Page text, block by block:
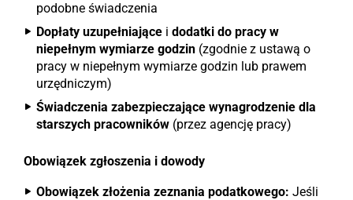
podobne świadczenia
Dopłaty uzupełniające i dodatki do pracy w
niepełnym wymiarze godzin (zgodnie z ustawą o
pracy w niepełnym wymiarze godzin lub prawem
urzędniczym)
Świadczenia zabezpieczające wynagrodzenie dla
starszych pracowników (przez agencję pracy)
Obowiązek zgłoszenia i dowody
Obowiązek złożenia zeznania podatkowego: Jeśli